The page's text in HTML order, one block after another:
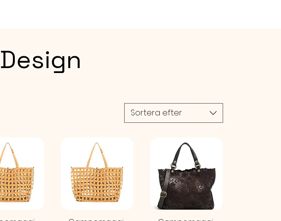
Storlek justerbar - storleken justeras
med hjälp av sladdarna (glidande
Sortera efter